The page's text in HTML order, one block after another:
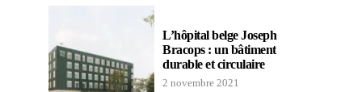
L’hôpital belge Joseph
Bracops : un bâtiment
durable et circulaire
2 novembre 2021